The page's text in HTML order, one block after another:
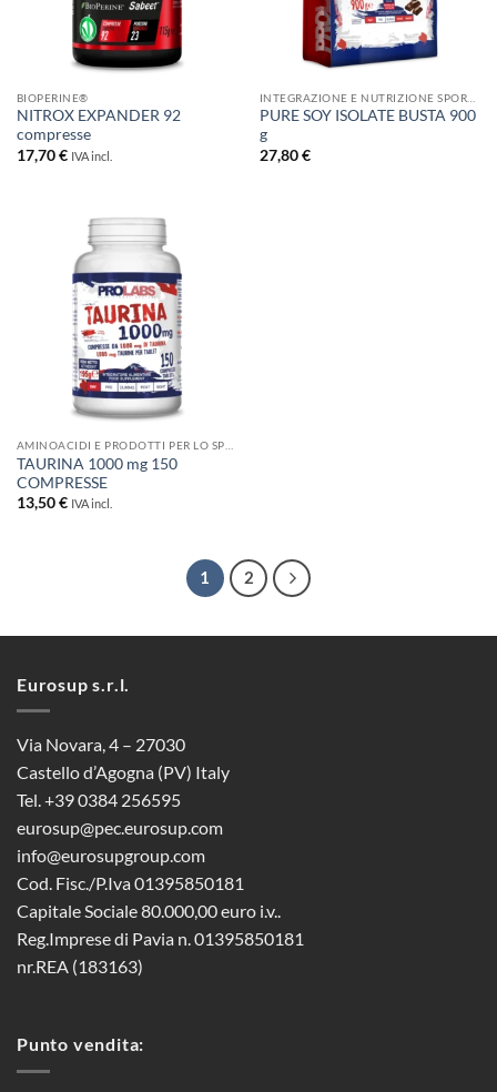
BIOPERINE®
NITROX EXPANDER 92
compresse
17,70€ IVA incl.
PURE SOY ISOLATE BUSTA 900
g
27,80€
TAURINA 1000 mg 150
COMPRESSE
13,50€ IVA incl.
1 2
Eurosup s.r.l.
Via Novara, 4 – 27030
Castello d’Agogna (PV) Italy
Tel. +39 0384 256595
eurosup@pec.eurosup.com
info@eurosupgroup.com
Cod. Fisc./P.Iva 01395850181
Capitale Sociale 80.000,00 euro i.v..
Reg.Imprese di Pavia n. 01395850181
nr.REA (183163)
Punto vendita: